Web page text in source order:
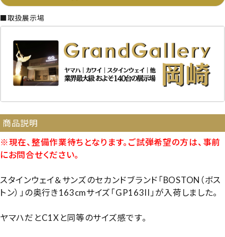
■取扱展示場
商品説明
※現在、整備作業待ちとなります。ご試弾希望の方は、事前
にお問合せください。
スタインウェイ＆サンズのセカンドブランド「BOSTON（ボス
トン）」の奥行き163cmサイズ「GP163II」が入荷しました。
ヤマハだとC1Xと同等のサイズ感です。